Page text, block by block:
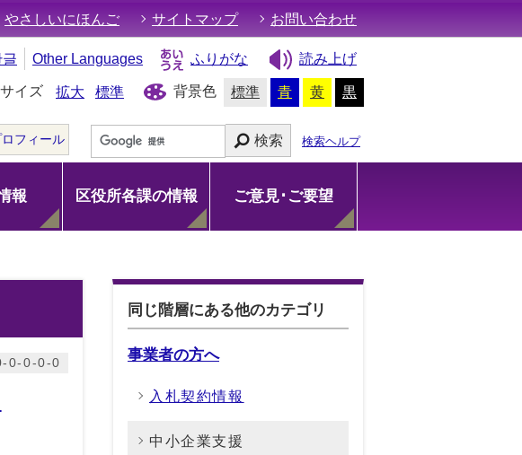
やさしいにほんご サイトマップ お問い合わせ
글 Other Languages ふりがな 読み上げ
イズ 拡大 標準 背景色 標準 青 黄 黒
フィール 検索 検索ヘルプ
報 区役所各課の情報 ご意見･ご要望
0-0-0-0
同じ階層にある他のカテゴリ
事業者の方へ
入札契約情報
中小企業支援